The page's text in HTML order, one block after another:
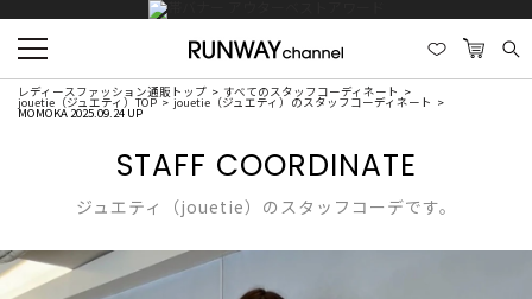
レディースファッション通販トップ すべてのスタッフコーディネート
jouetie（ジュエティ）TOP jouetie（ジュエティ）のスタッフコーディネート
MOMOKA 2025.09.24 UP
STAFF COORDINATE
ジュエティ（jouetie）のスタッフコーデです。